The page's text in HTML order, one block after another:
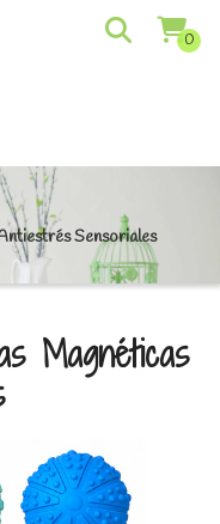
0
Sensoriales
Magnéticas